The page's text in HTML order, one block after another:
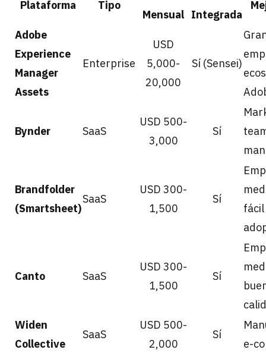
Plataforma Tipo
Mensual Integrada
Adobe
Experience
Manager
Assets
Enterprise
USD
5,000-
20,000
Sí (Sensei)
Bynder SaaS
USD 500-
3,000
Sí
Brandfolder
(Smartsheet)
SaaS
USD 300-
1,500
Sí
fácil
Canto SaaS
USD 300-
1,500
Sí
Widen
Collective
SaaS
USD 500-
2,000
Sí
e-